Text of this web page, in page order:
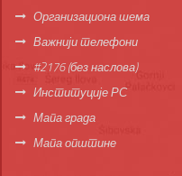
Организациона шема
Важнији телефони
#2176 (без наслова)
Институције РС
Мапа града
Мапа општине